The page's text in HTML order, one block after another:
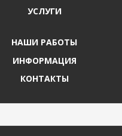
УСЛУГИ
НАШИ РАБОТЫ
ИНФОРМАЦИЯ
КОНТАКТЫ